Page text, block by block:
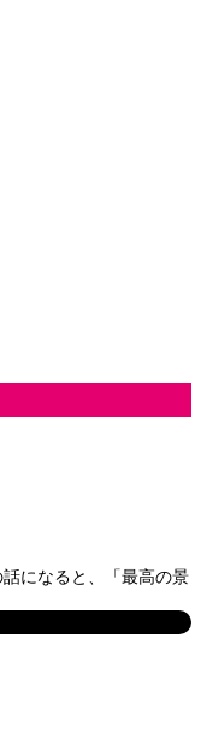
になると、「最高の景